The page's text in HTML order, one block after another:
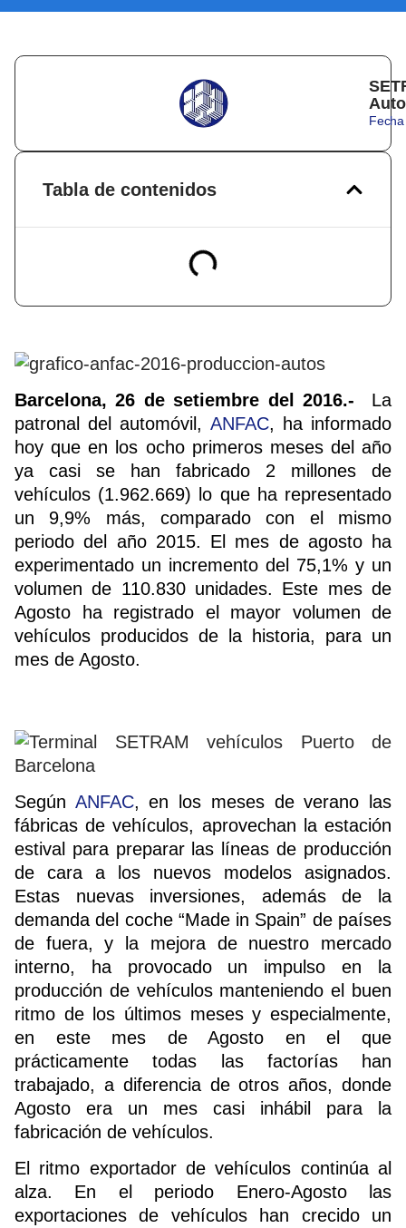
Tabla de contenidos
Barcelona, 26 de setiembre del 2016.- La
patronal del automóvil, ANFAC, ha informado
hoy que en los ocho primeros meses del año
ya casi se han fabricado 2 millones de
vehículos (1.962.669) lo que ha representado
un 9,9% más, comparado con el mismo
periodo del año 2015. El mes de agosto ha
experimentado un incremento del 75,1% y un
volumen de 110.830 unidades. Este mes de
Agosto ha registrado el mayor volumen de
vehículos producidos de la historia, para un
mes de Agosto.
Según ANFAC, en los meses de verano las
fábricas de vehículos, aprovechan la estación
estival para preparar las líneas de producción
de cara a los nuevos modelos asignados.
Estas nuevas inversiones, además de la
demanda del coche “Made in Spain” de países
de fuera, y la mejora de nuestro mercado
interno, ha provocado un impulso en la
producción de vehículos manteniendo el buen
ritmo de los últimos meses y especialmente,
en este mes de Agosto en el que
prácticamente todas las factorías han
trabajado, a diferencia de otros años, donde
Agosto era un mes casi inhábil para la
fabricación de vehículos.
El ritmo exportador de vehículos continúa al
alza. En el periodo Enero-Agosto las
exportaciones de vehículos han crecido un